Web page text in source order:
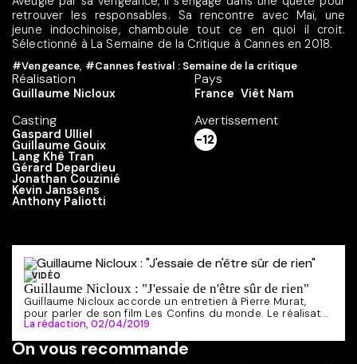
retrouver les responsables. Sa rencontre avec Maï, une
jeune indochinoise, chamboule tout ce en quoi il croit.
Sélectionné à La Semaine de la Critique à Cannes en 2018.
#Vengeance, #Cannes festival : Semaine de la critique
Réalisation
Guillaume Nicloux
Casting
Gaspard Ulliel
Guillaume Gouix
Lang Khê Tran
Gérard Depardieu
Jonathan Couzinié
Kevin Janssens
Anthony Paliotti
Pays
France Viêt Nam
Avertissement
-12
VIDÉO
Guillaume Nicloux : "J'essaie de n'être sûr de rien"
Guillaume Nicloux accorde un entretien à Pierre Murat,
pour parler de son film Les Confins du monde. Le réalisat...
La rédaction, 02/04/2019
On vous recommande